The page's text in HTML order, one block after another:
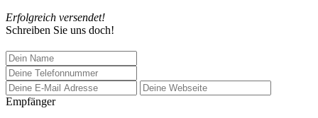
Erfolgreich versendet!
Schreiben Sie uns doch!
Empfänger